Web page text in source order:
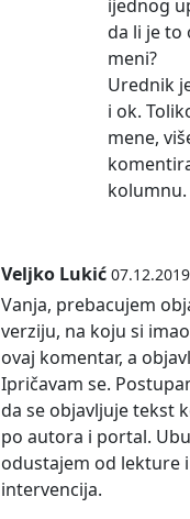
ijednog
da li je to
meni?
Urednik
i ok.
mene,
kolumnu.
Veljko Lukić
Vanja, prebacujem
verziju, na koju si
ovaj komentar, a
Ipričavam se.
da se objavljuje tekst
po autora i portal.
odustajem od lekture
intervencija.